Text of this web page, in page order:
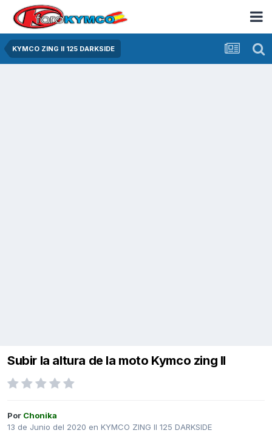
KYMCO ZING II 125 DARKSIDE
Subir la altura de la moto Kymco zing II
Por Chonika
13 de Junio del 2020 en KYMCO ZING II 125 DARKSIDE